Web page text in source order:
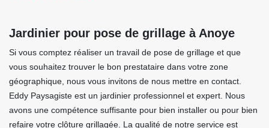
Jardinier pour pose de grillage à Anoye
Si vous comptez réaliser un travail de pose de grillage et que
vous souhaitez trouver le bon prestataire dans votre zone
géographique, nous vous invitons de nous mettre en contact.
Eddy Paysagiste est un jardinier professionnel et expert. Nous
avons une compétence suffisante pour bien installer ou pour bien
refaire votre clôture grillagée. La qualité de notre service est